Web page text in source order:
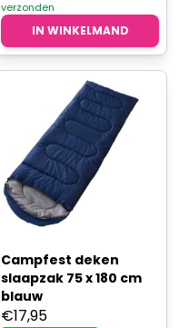
verzonden
IN WINKELMAND
Campfest deken
slaapzak 75 x 180 cm
blauw
€17,95